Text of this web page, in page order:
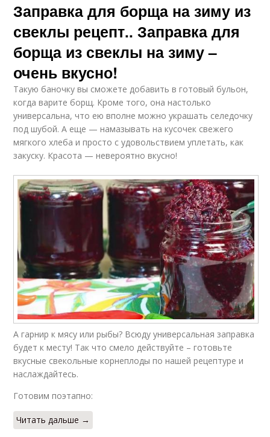
Заправка для борща на зиму из
свеклы рецепт.. Заправка для
борща из свеклы на зиму –
очень вкусно!
Такую баночку вы сможете добавить в готовый бульон,
когда варите борщ. Кроме того, она настолько
универсальна, что ею вполне можно украшать селедочку
под шубой. А еще — намазывать на кусочек свежего
мягкого хлеба и просто с удовольствием уплетать, как
закуску. Красота — невероятно вкусно!
А гарнир к мясу или рыбы? Всюду универсальная заправка
будет к месту! Так что смело действуйте – готовьте
вкусные свекольные корнеплоды по нашей рецептуре и
наслаждайтесь.
Готовим поэтапно:
Читать дальше →